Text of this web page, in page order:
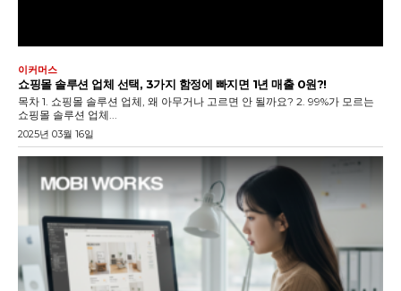
이커머스
쇼핑몰 솔루션 업체 선택, 3가지 함정에 빠지면 1년 매출 0원?!
목차 1. 쇼핑몰 솔루션 업체, 왜 아무거나 고르면 안 될까요? 2. 99%가 모르는
쇼핑몰 솔루션 업체...
2025년 03월 16일